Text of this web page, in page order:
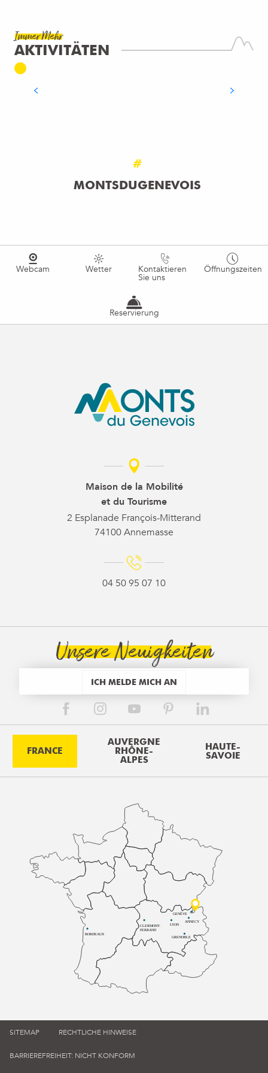
Immer Mehr
AKTIVITÄTEN
#
MONTSDUGENEVOIS
Webcam Wetter Kontaktieren
Sie uns
Öffnungszeiten
Reservierung
Maison de la Mobilité
et du Tourisme
2 Esplanade François-Mitterand
74100 Annemasse
04 50 95 07 10
Unsere Neuigkeiten
ICH MELDE MICH AN
FRANCE
AUVERGNE
RHÔNE-
ALPES
HAUTE-
SAVOIE
BORDEAUX
CLERMONT-
FERRAND
LYON
ANNECY
GRENOBLE
GENÈVE
SITEMAP RECHTLICHE HINWEISE
BARRIEREFREIHEIT: NICHT KONFORM